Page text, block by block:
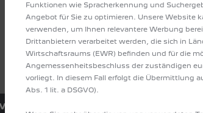
KARTE ANZUZEIGEN,
Funktionen wie Spracherkennung und
Angebot für Sie zu optimieren. Unsere Website
verwenden, um Ihnen relevantere Werbung
Drittanbietern verarbeitet werden, die sich in
Wirtschaftsraums (EWR) befinden und für die
Angemessenheitsbeschluss der zuständigen
vorliegt. In diesem Fall erfolgt die Übermittlung
Abs. 1 lit. a DSGVO).